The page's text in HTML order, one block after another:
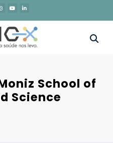
School of
Science